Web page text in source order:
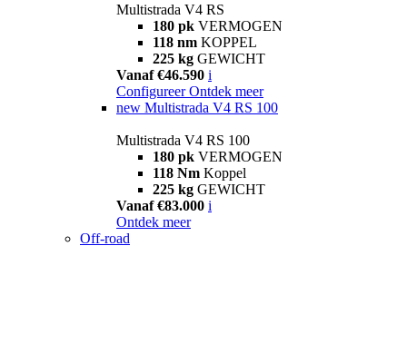
Multistrada V4 RS
180 pk VERMOGEN
118 nm KOPPEL
225 kg GEWICHT
Vanaf €46.590 i
Configureer Ontdek meer
new Multistrada V4 RS 100
Multistrada V4 RS 100
180 pk VERMOGEN
118 Nm Koppel
225 kg GEWICHT
Vanaf €83.000 i
Ontdek meer
Off-road